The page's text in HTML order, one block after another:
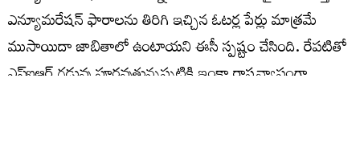
ఎన్యూమరేషన్​ ఫారాలను తిరిగి ఇచ్చిన ఓటర్ల పేర్లు మాత్రమే
ముసాయిదా జాబితాలో ఉంటాయని ఈసీ స్పష్టం చేసింది. రేపటితో
ఎస్‌ఐఆర్ గడువు పూర్తవుతున్నప్పటికి ఇంకా రాష్ట్రవ్యాప్తంగా